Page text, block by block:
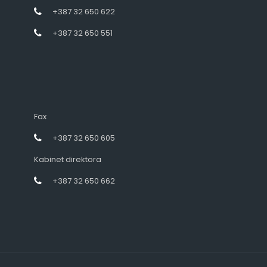
+387 32 650 622
+387 32 650 551
Fax
+387 32 650 605
Kabinet direktora
+387 32 650 662